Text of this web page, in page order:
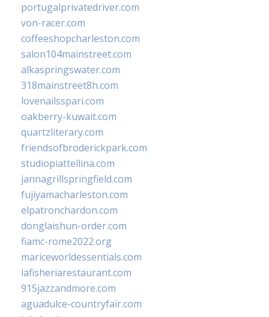
portugalprivatedriver.com
von-racer.com
coffeeshopcharleston.com
salon104mainstreet.com
alkaspringswater.com
318mainstreet8h.com
lovenailsspari.com
oakberry-kuwait.com
quartzliterary.com
friendsofbroderickpark.com
studiopiattellina.com
jannagrillspringfield.com
fujiyamacharleston.com
elpatronchardon.com
donglaishun-order.com
fiamc-rome2022.org
mariceworldessentials.com
lafisheriarestaurant.com
915jazzandmore.com
aguadulce-countryfair.com